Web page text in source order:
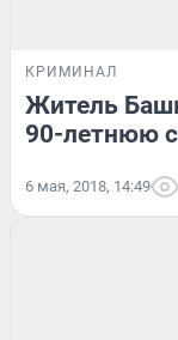
КРИМИНАЛ
Житель
90-летнюю
6 мая, 2018, 14:49